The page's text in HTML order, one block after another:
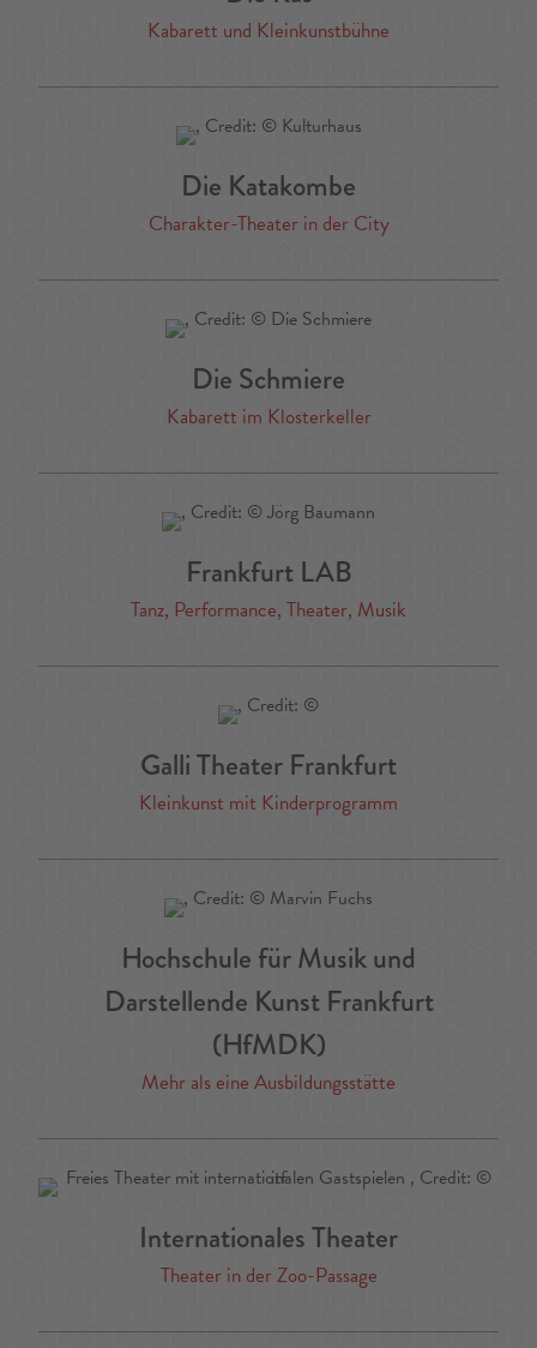
Kabarett und Kleinkunstbühne
Die Katakombe
Charakter-Theater in der City
Die Schmiere
Kabarett im Klosterkeller
Frankfurt LAB
Tanz, Performance, Theater, Musik
Galli Theater Frankfurt
Kleinkunst mit Kinderprogramm
Hochschule für Musik und
Darstellende Kunst Frankfurt
(HfMDK)
Mehr als eine Ausbildungsstätte
Internationales Theater
Theater in der Zoo-Passage